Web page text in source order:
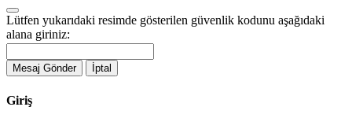
Lütfen yukarıdaki resimde gösterilen güvenlik kodunu aşağıdaki
alana giriniz:
Mesaj Gönder İptal
Giriş